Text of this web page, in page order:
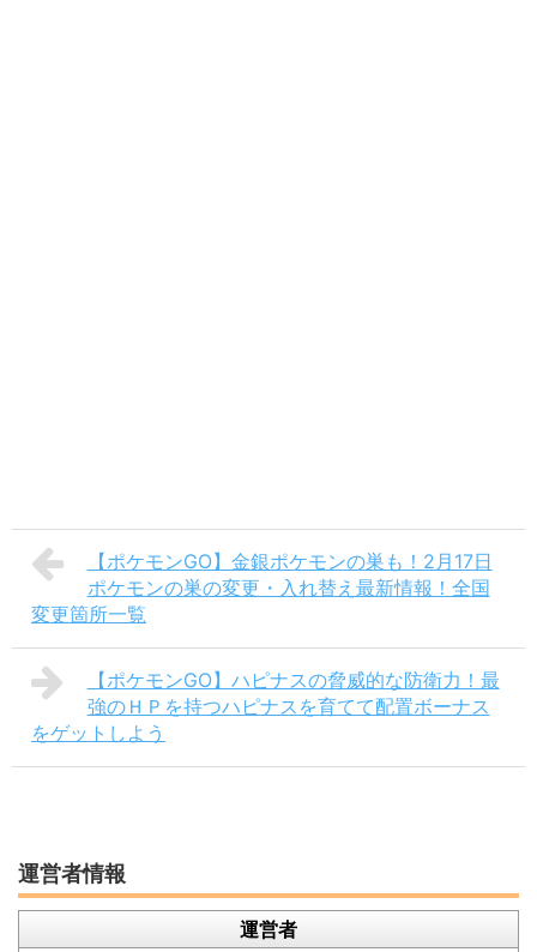
【ポケモンGO】金銀ポケモンの巣も！2月17日
ポケモンの巣の変更・入れ替え最新情報！全国
変更箇所一覧
【ポケモンGO】ハピナスの脅威的な防衛力！最
強のＨＰを持つハピナスを育てて配置ボーナス
をゲットしよう
運営者情報
運営者